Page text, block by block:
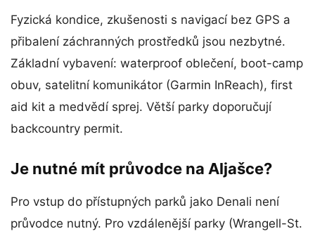
Fyzická kondice, zkušenosti s navigací bez GPS a
přibalení záchranných prostředků jsou nezbytné.
Základní vybavení: waterproof oblečení, boot-camp
obuv, satelitní komunikátor (Garmin InReach), first
aid kit a medvědí sprej. Větší parky doporučují
backcountry permit.
Je nutné mít průvodce na Aljašce?
Pro vstup do přístupných parků jako Denali není
průvodce nutný. Pro vzdálenější parky (Wrangell-St.